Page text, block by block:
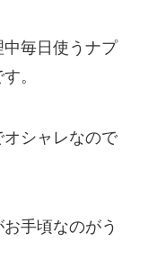
毎日使うナプ
。
シャレなので
手頃なのがう